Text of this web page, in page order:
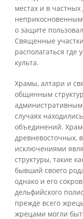
местах и в
о защите
Священные
располагаться
культа.
Храмы, алтари и
общинным
случаях
объединений.
древневосточных,
исключениями
структуры, такие
бывший своего
однако и его
дельфийского
прежде всего
жрецами могли